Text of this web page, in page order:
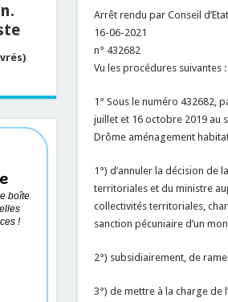
Arrêt rendu par Conseil d’Etat
16-06-2021
n° 432682
Vu les procédures suivantes :
1° Sous le numéro 432682,
juillet et 16 octobre 2019 au
Drôme aménagement
1°) d’annuler la décision de
territoriales et du ministre
collectivités territoriales,
sanction pécuniaire d’un
2°) subsidiairement, de
3°) de mettre à la charge de
boîte
!